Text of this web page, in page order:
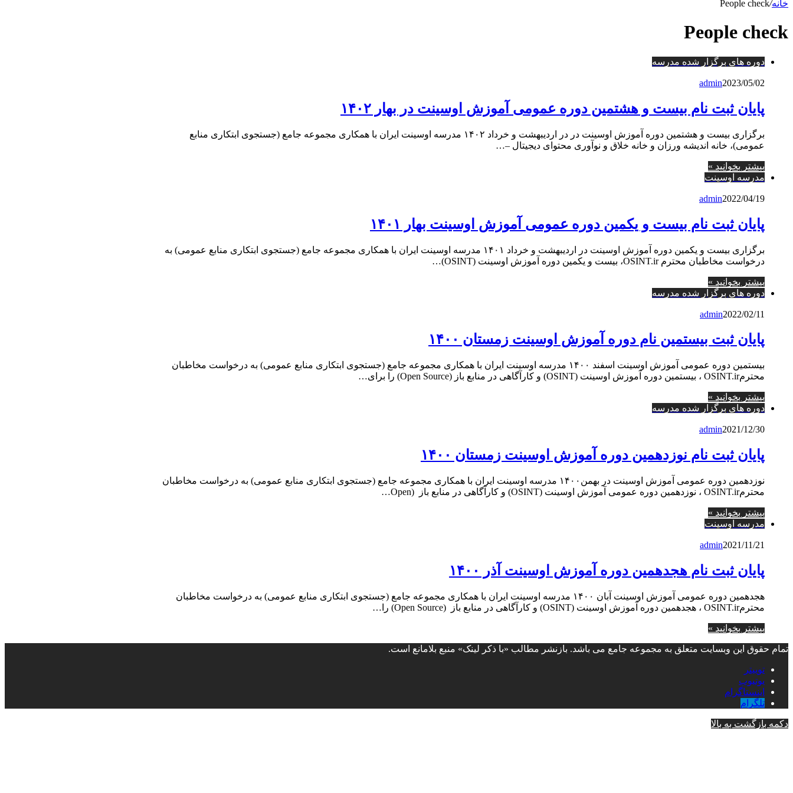
خانه/
People check
People check
دوره های برگزار شده مدرسه
admin2023/05/02
پایان ثبت نام بیست و هشتمین دوره عمومی آموزش اوسینت در بهار ۱۴۰۲
برگزاری بیست و هشتمین دوره آموزش اوسینت در در اردیبهشت و خرداد ۱۴۰۲ مدرسه اوسینت ایران با همکاری مجموعه جامع (جستجوی ابتکاری منابع
عمومی)، خانه اندیشه ورزان و خانه خلاق و نوآوری محتوای دیجیتال –…
بیشتر بخوانید »
مدرسه اوسینت
admin2022/04/19
پایان ثبت نام بیست و یکمین دوره عمومی آموزش اوسینت بهار ۱۴۰۱
برگزاری بیست و یکمین دوره آموزش اوسینت در اردیبهشت و خرداد ۱۴۰۱ مدرسه اوسینت ایران با همکاری مجموعه جامع (جستجوی ابتکاری منابع عمومی) به
درخواست مخاطبان محترم OSINT.ir، بیست و یکمین دوره آموزش اوسینت (OSINT)…
بیشتر بخوانید »
دوره های برگزار شده مدرسه
admin2022/02/11
پایان ثبت بیستمین نام دوره آموزش اوسینت زمستان ۱۴۰۰
بیستمین دوره عمومی آموزش اوسینت اسفند ۱۴۰۰ مدرسه اوسینت ایران با همکاری مجموعه جامع (جستجوی ابتکاری منابع عمومی) به درخواست مخاطبان
محترمOSINT.ir ، بیستمین دوره آموزش اوسینت (OSINT) و کارآگاهی در منابع باز (Open Source) را برای…
بیشتر بخوانید »
دوره های برگزار شده مدرسه
admin2021/12/30
پایان ثبت نام نوزدهمین دوره آموزش اوسینت زمستان ۱۴۰۰
نوزدهمین دوره عمومی آموزش اوسینت در بهمن۱۴۰۰ مدرسه اوسینت ایران با همکاری مجموعه جامع (جستجوی ابتکاری منابع عمومی) به درخواست مخاطبان
محترمOSINT.ir ، نوزدهمین دوره عمومی آموزش اوسینت (OSINT) و کارآگاهی در منابع باز (Open…
بیشتر بخوانید »
مدرسه اوسینت
admin2021/11/21
پایان ثبت نام هجدهمین دوره آموزش اوسینت آذر ۱۴۰۰
هجدهمین دوره عمومی آموزش اوسینت آبان ۱۴۰۰ مدرسه اوسینت ایران با همکاری مجموعه جامع (جستجوی ابتکاری منابع عمومی) به درخواست مخاطبان
محترمOSINT.ir ، هجدهمین دوره آموزش اوسینت (OSINT) و کارآگاهی در منابع باز (Open Source) را…
بیشتر بخوانید »
تمام حقوق این وبسایت متعلق به مجموعه جامع می باشد. بازنشر مطالب «با ذکر لینک» منبع بلامانع است.
توییتر
یوتیوب
اینستاگرام
تلگرام
دکمه بازگشت به بالا